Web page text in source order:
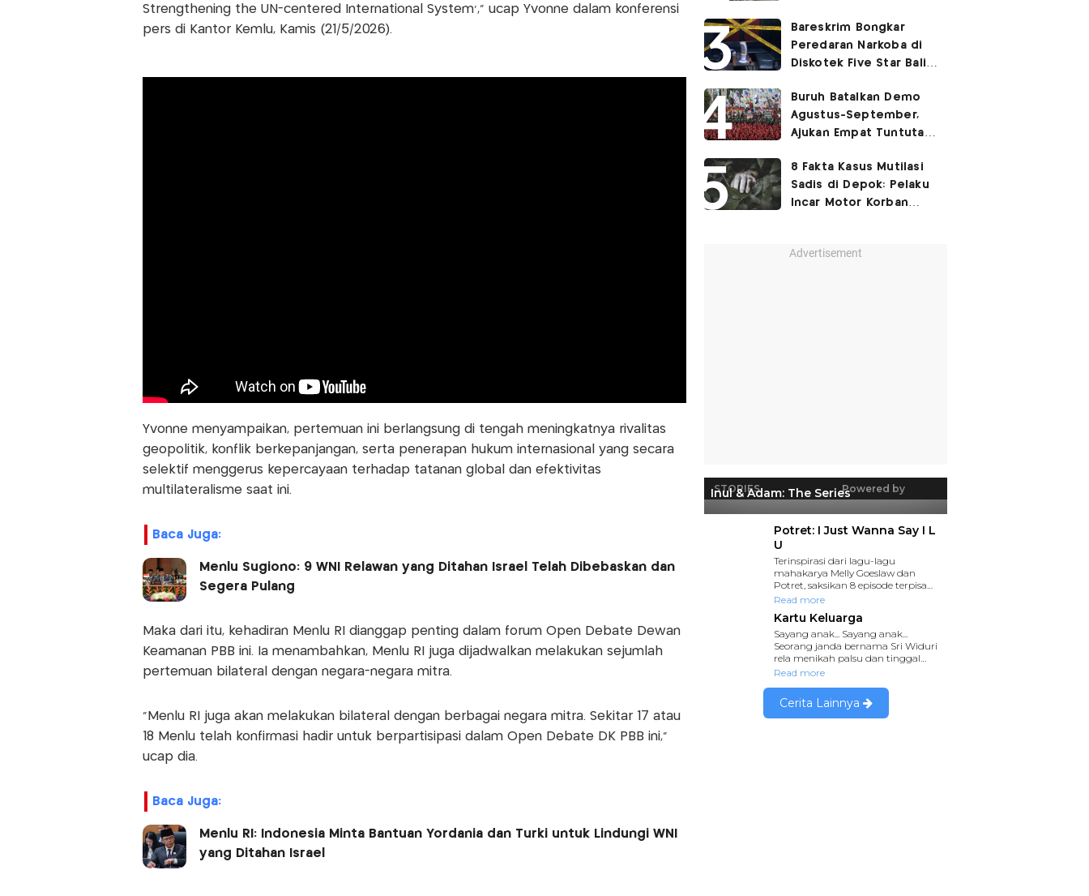
Strengthening the UN-centered International System'," ucap Yvonne dalam konferensi
pers di Kantor Kemlu, Kamis (21/5/2026).
Yvonne menyampaikan, pertemuan ini berlangsung di tengah meningkatnya rivalitas
geopolitik, konflik berkepanjangan, serta penerapan hukum internasional yang secara
selektif menggerus kepercayaan terhadap tatanan global dan efektivitas
multilateralisme saat ini.
Baca Juga:
Menlu Sugiono: 9 WNI Relawan yang Ditahan Israel Telah Dibebaskan dan
Segera Pulang
Maka dari itu, kehadiran Menlu RI dianggap penting dalam forum Open Debate Dewan
Keamanan PBB ini. Ia menambahkan, Menlu RI juga dijadwalkan melakukan sejumlah
pertemuan bilateral dengan negara-negara mitra.
"Menlu RI juga akan melakukan bilateral dengan berbagai negara mitra. Sekitar 17 atau
18 Menlu telah konfirmasi hadir untuk berpartisipasi dalam Open Debate DK PBB ini,"
ucap dia.
Baca Juga:
Menlu RI: Indonesia Minta Bantuan Yordania dan Turki untuk Lindungi WNI
yang Ditahan Israel
Ruang Bunker
Bareskrim Bongkar
Peredaran Narkoba di
Diskotek Five Star Bali,
Buruh Batalkan Demo
Agustus-September,
Ajukan Empat Tuntutan
8 Fakta Kasus Mutilasi
Sadis di Depok: Pelaku
Incar Motor Korban
Advertisement